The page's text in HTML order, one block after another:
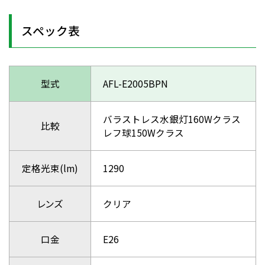
スペック表
型式 AFL-E2005BPN
比較
バラストレス水銀灯160Wクラス
レフ球150Wクラス
定格光束(lm) 1290
レンズ クリア
口金 E26